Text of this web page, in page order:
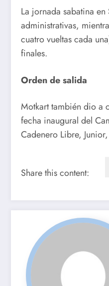
La jornada sabatina
administrativas,
cuatro vueltas cada
finales.
Orden de salida
Motkart también dio a
fecha inaugural del
Cadenero Libre,
Share this content: